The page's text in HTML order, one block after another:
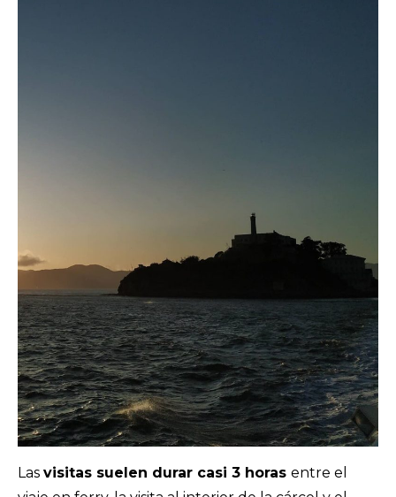
Las visitas suelen durar casi 3 horas entre el